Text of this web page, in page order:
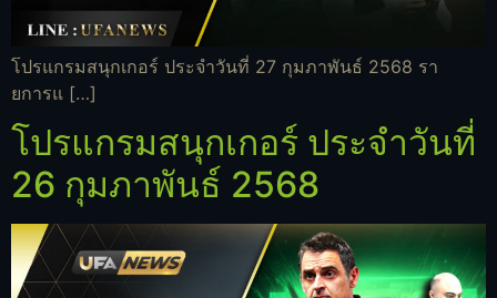
โปรแกรมสนุกเกอร์ ประจำวันที่ 27 กุมภาพันธ์ 2568 รา
ยการแ […]
โปรแกรมสนุกเกอร์ ประจำวันที่
26 กุมภาพันธ์ 2568